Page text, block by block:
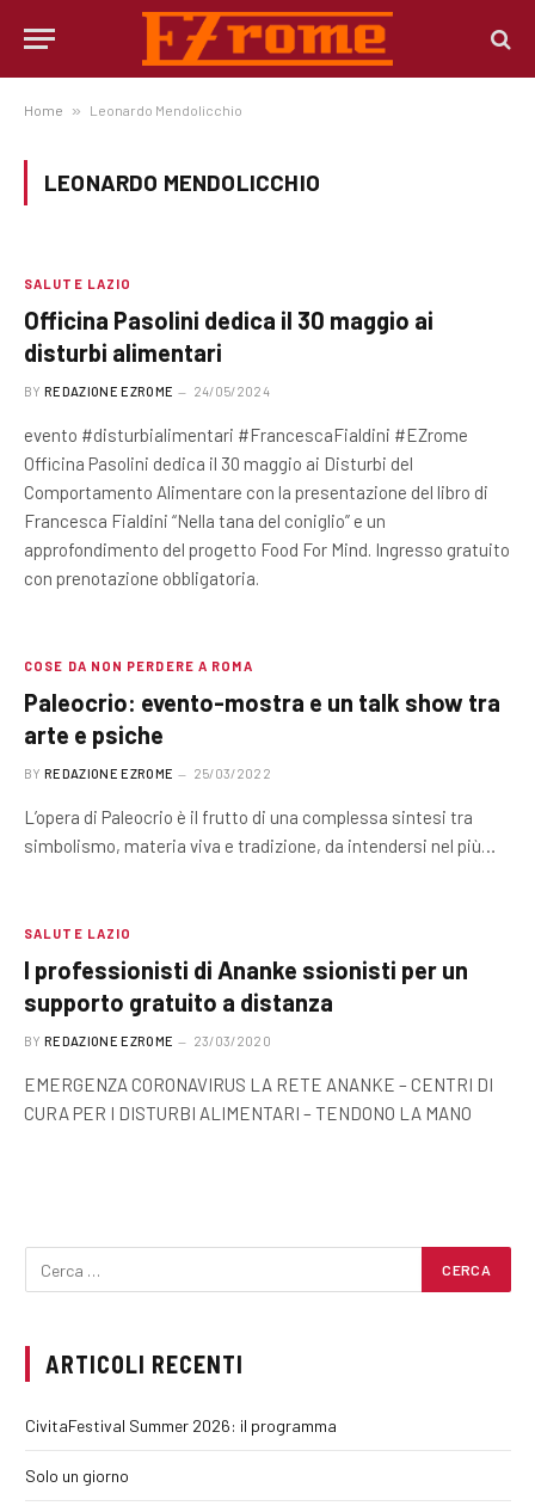
Home » Leonardo Mendolicchio
LEONARDO MENDOLICCHIO
SALUTE LAZIO
Officina Pasolini dedica il 30 maggio ai
disturbi alimentari
BY REDAZIONE EZROME 24/05/2024
evento #disturbialimentari #FrancescaFialdini #EZrome
Officina Pasolini dedica il 30 maggio ai Disturbi del
Comportamento Alimentare con la presentazione del libro di
Francesca Fialdini “Nella tana del coniglio” e un
approfondimento del progetto Food For Mind. Ingresso gratuito
con prenotazione obbligatoria.
COSE DA NON PERDERE A ROMA
Paleocrio: evento-mostra e un talk show tra
arte e psiche
BY REDAZIONE EZROME 25/03/2022
L’opera di Paleocrio è il frutto di una complessa sintesi tra
simbolismo, materia viva e tradizione, da intendersi nel più…
SALUTE LAZIO
I professionisti di Ananke ssionisti per un
supporto gratuito a distanza
BY REDAZIONE EZROME 23/03/2020
EMERGENZA CORONAVIRUS LA RETE ANANKE – CENTRI DI
CURA PER I DISTURBI ALIMENTARI – TENDONO LA MANO
ARTICOLI RECENTI
CivitaFestival Summer 2026: il programma
Solo un giorno